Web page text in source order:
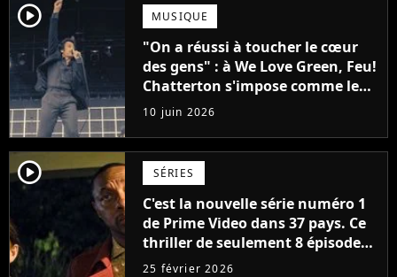
player2 MUSIQUE
"On a réussi à toucher le cœur
des gens" : à We Love Green, Feu!
Chatterton s'impose comme le
groupe rock français de sa
génération
10 juin 2026
player2 SÉRIES
C'est la nouvelle série numéro 1
de Prime Video dans 37 pays. Ce
thriller de seulement 8 épisodes
a détrôné Fallout à la surprise
25 février 2026